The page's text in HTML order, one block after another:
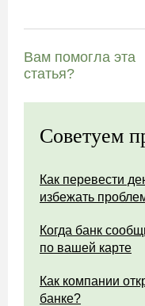
Вам помогла эта
статья?
Советуем
Как перевести
избежать
Когда банк
по вашей карте
Как компании
банке?